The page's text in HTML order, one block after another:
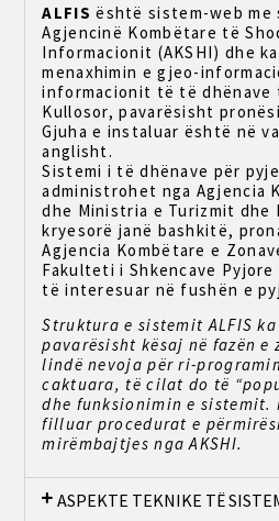
ALFISështë sistem-web me
Agjencinë Kombëtare të
Informacionit (AKSHI) dhe
menaxhimin e gjeo-
informacionit të të dhënave
Kullosor, pavarësisht
Gjuha e instaluar është në
anglisht.
Sistemi i të dhënave për
administrohet nga Agjencia
dhe Ministria e Turizmit dhe
kryesorë janë bashkitë,
Agjencia Kombëtare e
Fakulteti i Shkencave
të interesuar në fushën e
Struktura e sistemit ALFIS
pavarësisht kësaj në fazën
lindë nevoja për ri-
caktuara, të cilat do të
dhe funksionimin e sistemit.
filluar procedurat e
mirëmbajtjes nga AKSHI.
ASPEKTE TEKNIKE TË